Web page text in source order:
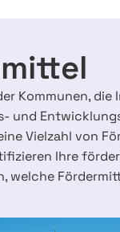
Kommunen, die
und
Vielzahl von
Ihre
welche